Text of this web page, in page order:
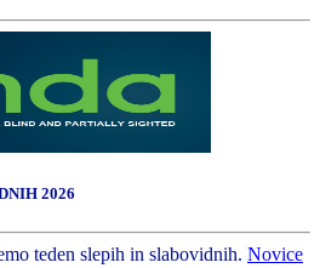
2026
teden slepih in slabovidnih. Novice